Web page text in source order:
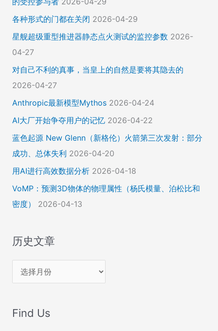
各种形式的门都在关闭 2026-04-29
星舰超级重型推进器静态点火测试的监控参数 2026-
04-27
对自己不利的真事，当皇上的自然是要将其隐去的
2026-04-27
Anthropic最新模型Mythos 2026-04-24
AI大厂开始争夺用户的记忆 2026-04-22
蓝色起源 New Glenn（新格伦）火箭第三次发射：部分
成功、总体失利 2026-04-20
用AI进行高效数据分析 2026-04-18
VoMP：预测3D物体的物理属性（杨氏模量、泊松比和
密度）
2026-04-13
历史文章
史
章
Find Us